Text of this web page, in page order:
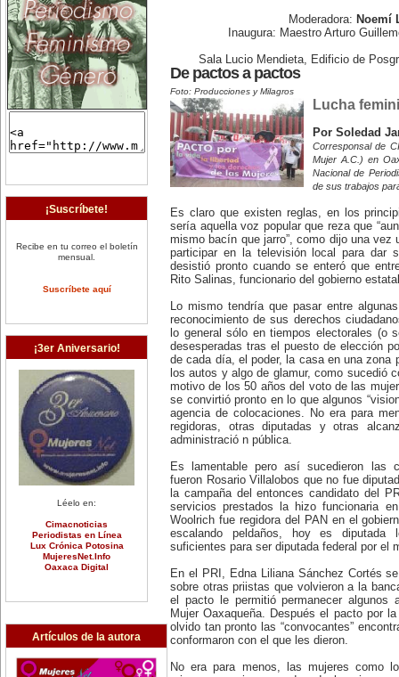
¡Suscríbete!
Recibe en tu correo el boletín
mensual.
Suscríbete aquí
¡3er Aniversario!
Léelo en:
Cimacnoticias
Periodistas en Línea
Lux Crónica Potosina
MujeresNet.Info
Oaxaca Digital
Artículos de la autora
Moderadora: Noemí
Inaugura: Maestro Arturo
Sala Lucio Mendieta, Edificio de
De pactos a pactos
Foto: Producciones y Milagros
Lucha
Por Soledad
Corresponsal de
Mujer A.C.) en
Nacional de
de sus trabajos
Es claro que existen reglas, en los
sería aquella voz popular que reza que
mismo bacín que jarro”, como dijo una
participar en la televisión local para dar
desistió pronto cuando se enteró que
Rito Salinas, funcionario del gobierno
Lo mismo tendría que pasar entre
reconocimiento de sus derechos
lo general sólo en tiempos electorales (o
desesperadas tras el puesto de elección
de cada día, el poder, la casa en una zona
los autos y algo de glamur, como sucedió
motivo de los 50 años del voto de las
se convirtió pronto en lo que algunos
agencia de colocaciones. No era para
regidoras, otras diputadas y otras
administració n pública.
Es lamentable pero así sucedieron las
fueron Rosario Villalobos que no fue
la campaña del entonces candidato del
servicios prestados la hizo funcionaria
Woolrich fue regidora del PAN en el
escalando peldaños, hoy es
suficientes para ser diputada federal por el
En el PRI, Edna Liliana Sánchez Cortés
sobre otras priistas que volvieron a la
el pacto le permitió permanecer
Mujer Oaxaqueña. Después el pacto por
olvido tan pronto las “convocantes”
conformaron con el que les dieron.
No era para menos, las mujeres como